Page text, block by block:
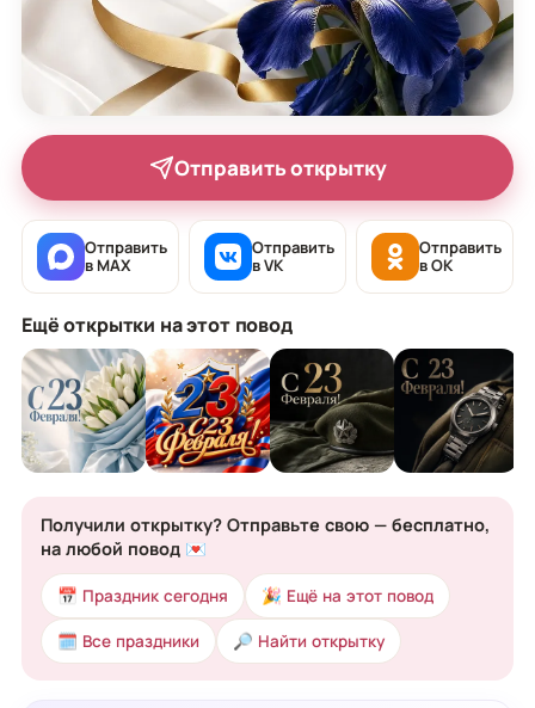
Отправить открытку
Отправить
в MAX
Отправить
в VK
Отправить
в OK
Ещё открытки на этот повод
Получили открытку? Отправьте свою — бесплатно,
на любой повод 💌
📅 Праздник сегодня 🎉 Ещё на этот повод
🗓 Все праздники 🔎 Найти открытку